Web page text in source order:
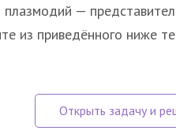
—
из приведённого ниже